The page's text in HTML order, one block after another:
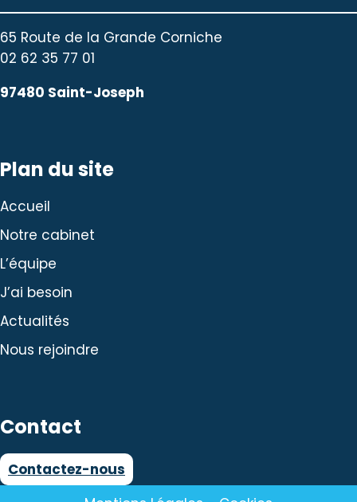
65 Route de la Grande Corniche
02 62 35 77 01
97480 Saint-Joseph
Plan du site
Accueil
Notre cabinet
L’équipe
J’ai besoin
Actualités
Nous rejoindre
Contact
Contactez-nous